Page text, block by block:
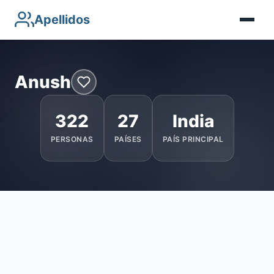
Apellidos
Anush
322
PERSONAS
27
PAÍSES
India
PAÍS PRINCIPAL